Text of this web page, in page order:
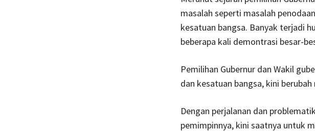
masalah seperti masalah
kesatuan bangsa. Banyak terjadi
beberapa kali demontrasi besar-
Pemilihan Gubernur dan Wakil
dan kesatuan bangsa, kini
Dengan perjalanan dan
pemimpinnya, kini saatnya untuk